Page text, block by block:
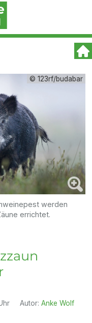
© 123rf/budabar
werden
errichtet.
Autor:Anke Wolf